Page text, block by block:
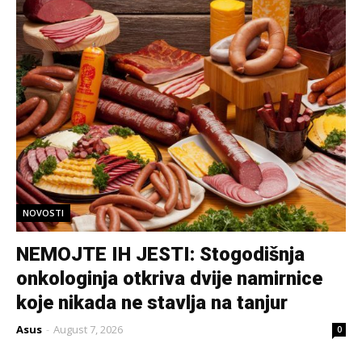
NOVOSTI
NEMOJTE IH JESTI: Stogodišnja
onkologinja otkriva dvije namirnice
koje nikada ne stavlja na tanjur
Asus - August 7, 2026 0